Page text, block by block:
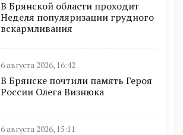
В Брянской области проходит
Неделя популяризации грудного
вскармливания
6 августа 2026, 16:42
В Брянске почтили память Героя
России Олега Визнюка
6 августа 2026, 15:11